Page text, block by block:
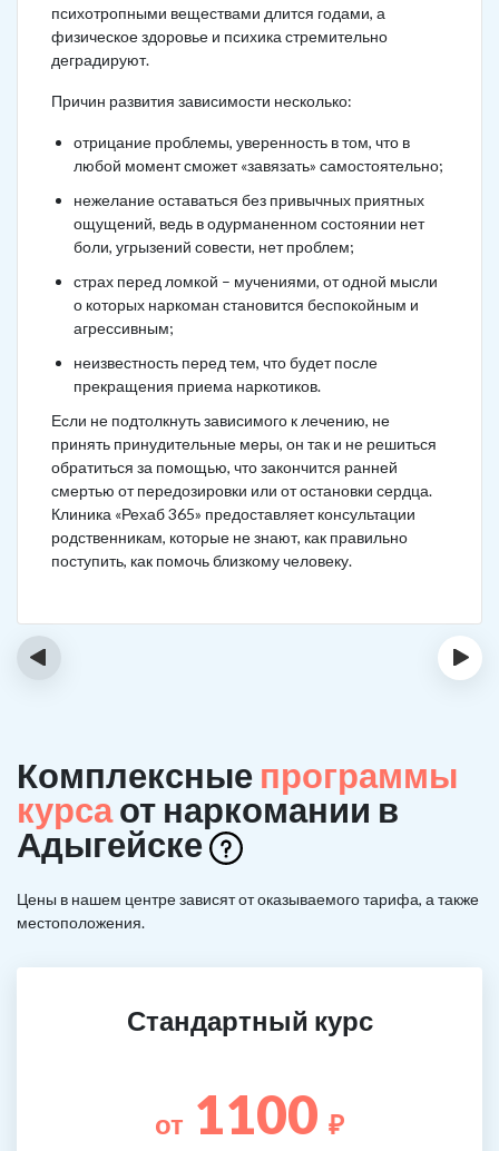
психотропными веществами длится годами, а
физическое здоровье и психика стремительно
деградируют.
Причин развития зависимости несколько:
отрицание проблемы, уверенность в том, что в
любой момент сможет «завязать» самостоятельно;
нежелание оставаться без привычных приятных
ощущений, ведь в одурманенном состоянии нет
боли, угрызений совести, нет проблем;
страх перед ломкой – мучениями, от одной мысли
о которых наркоман становится беспокойным и
агрессивным;
неизвестность перед тем, что будет после
прекращения приема наркотиков.
Если не подтолкнуть зависимого к лечению, не
принять принудительные меры, он так и не решиться
обратиться за помощью, что закончится ранней
смертью от передозировки или от остановки сердца.
Клиника «Рехаб 365» предоставляет консультации
родственникам, которые не знают, как правильно
поступить, как помочь близкому человеку.
‹ ›
Комплексные программы
курсаот наркомании в
Адыгейске
Цены в нашем центре зависят от оказываемого тарифа, а также
местоположения.
Стандартный курс
от 1100 ₽